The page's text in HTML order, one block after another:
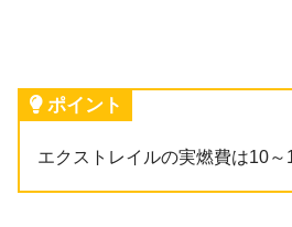
ポイント
エクストレイルの実燃費は10～